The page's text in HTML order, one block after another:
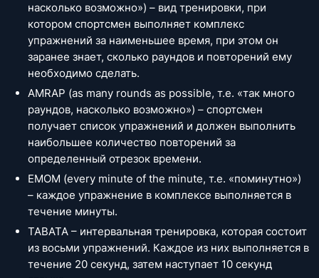
насколько возможно») – вид тренировки, при
котором спортсмен выполняет комплекс
упражнений за наименьшее время, при этом он
заранее знает, сколько раундов и повторений ему
необходимо сделать.
AMRAP (as many rounds as possible, т.е. «так много
раундов, насколько возможно») – спортсмен
получает список упражнений и должен выполнить
наибольшее количество повторений за
определенный отрезок времени.
EMOM (every minute of the minute, т.е. «поминутно»)
– каждое упражнение в комплексе выполняется в
течение минуты.
TABATA – интервальная тренировка, которая состоит
из восьми упражнений. Каждое из них выполняется в
течение 20 секунд, затем наступает 10 секунд